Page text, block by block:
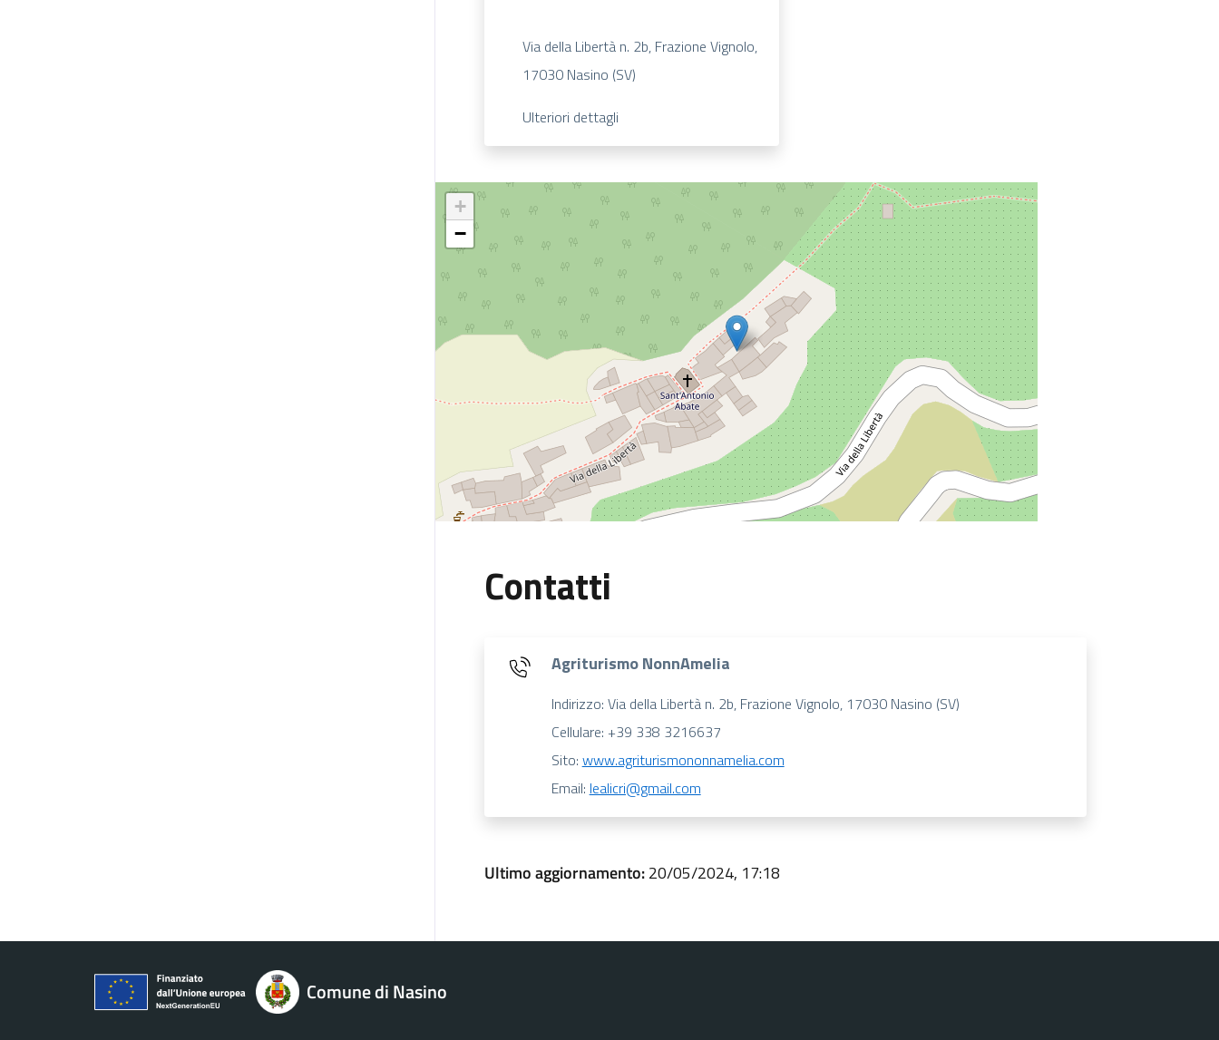
Via della Libertà n. 2b, Frazione Vignolo,
17030 Nasino (SV)
Ulteriori dettagli
+
−
Contatti
Agriturismo NonnAmelia
Indirizzo: Via della Libertà n. 2b, Frazione Vignolo, 17030 Nasino (SV)
Cellulare: +39 338 3216637
Sito: www.agriturismononnamelia.com
Email: lealicri@gmail.com
Ultimo aggiornamento:20/05/2024, 17:18
Comune di Nasino